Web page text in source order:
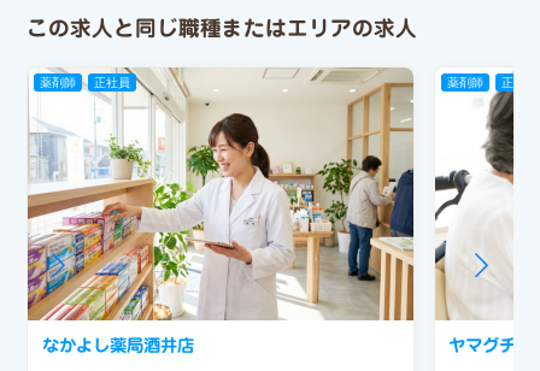
この求人と同じ職種またはエリアの求人
薬剤師 正社員
なかよし薬局酒井店
薬剤師 正社員
ヤマグチ薬